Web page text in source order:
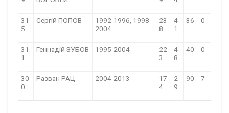
31
5
Сергій ПОПОВ
1992-1996, 1998-
2004
23
8
4
1
36 0
31
1
Геннадій ЗУБОВ 1995-2004
22
3
4
8
40 0
30
0
Разван РАЦ 2004-2013
17
4
2
9
90 7